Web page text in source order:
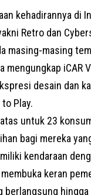
kehadirannya di
Retro dan
masing-masing
mengungkap
desain dan
Play.
untuk 23
bagi mereka
kendaraan
keran
berlangsung